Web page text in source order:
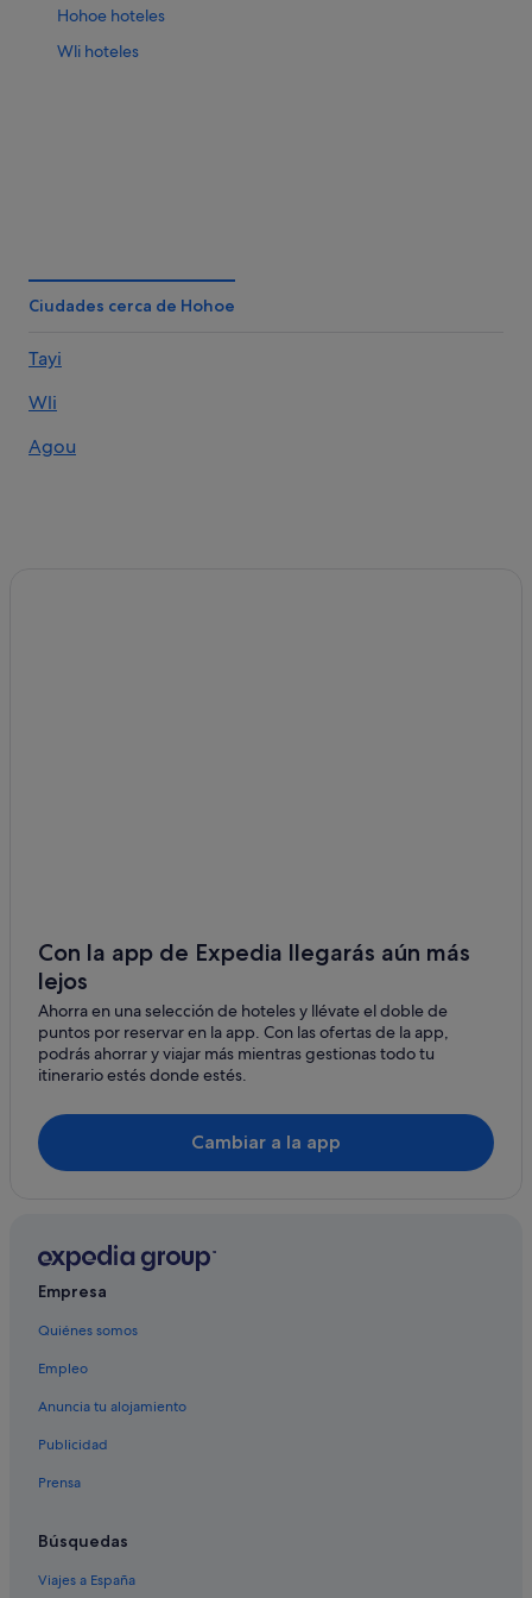
Hohoe hoteles
Wli hoteles
Ciudades cerca de Hohoe
Tayi
Wli
Agou
Con la app de Expedia llegarás aún más
lejos
Ahorra en una selección de hoteles y llévate el doble de
puntos por reservar en la app. Con las ofertas de la app,
podrás ahorrar y viajar más mientras gestionas todo tu
itinerario estés donde estés.
Cambiar a la app
Empresa
Quiénes somos
Empleo
Anuncia tu alojamiento
Publicidad
Prensa
Búsquedas
Viajes a España